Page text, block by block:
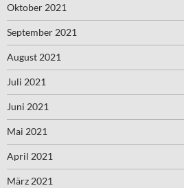
Oktober 2021
September 2021
August 2021
Juli 2021
Juni 2021
Mai 2021
April 2021
März 2021